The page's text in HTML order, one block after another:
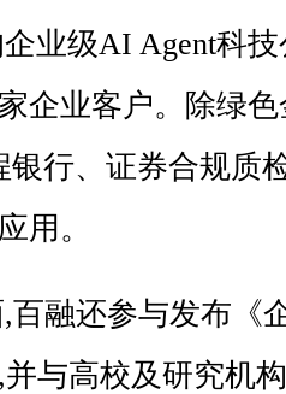
业级AI Agent科
企业客户。除绿
银行、证券合规质
用。
百融还参与发布《
与高校及研究机